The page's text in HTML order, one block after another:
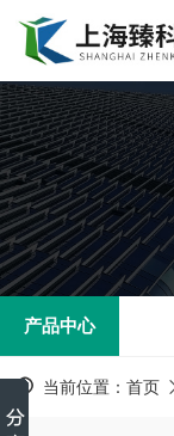
产品中心
当前位置： 首页